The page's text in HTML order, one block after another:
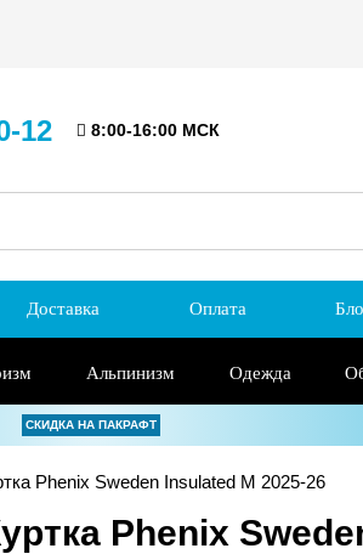
12 8:00-16:00 МСК
Доставка Оплата
Альпинизм Одежда
СКИДКА НА ПАКРАФТ
Phenix Sweden Insulated M 2025-26
Phenix